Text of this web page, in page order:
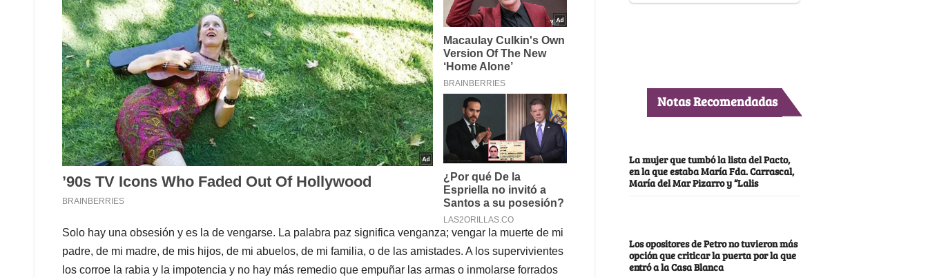
Solo hay una obsesión y es la de vengarse. La palabra paz significa venganza; vengar la muerte de mi
padre, de mi madre, de mis hijos, de mi abuelos, de mi familia, o de las amistades. A los supervivientes
los corroe la rabia y la impotencia y no hay más remedio que empuñar las armas o inmolarse forrados
Notas Recomendadas
La mujer que tumbó la lista del Pacto,
en la que estaba María Fda. Carrascal,
María del Mar Pizarro y “Lalis
Los opositores de Petro no tuvieron más
opción que criticar la puerta por la que
entró a la Casa Blanca